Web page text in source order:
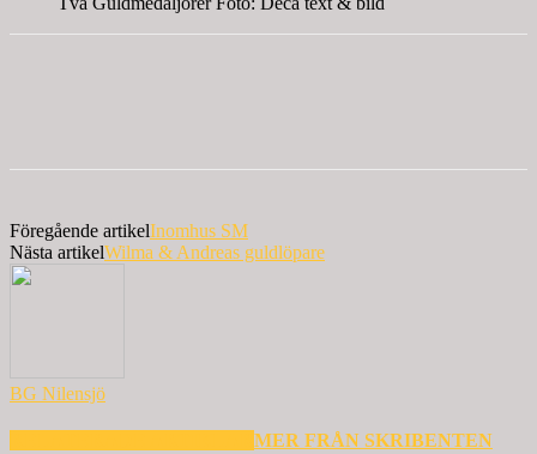
Föregående artikelInomhus SM
Nästa artikelWilma & Andreas guldlöpare
BG Nilensjö
MER FRÅN SKRIBENTEN